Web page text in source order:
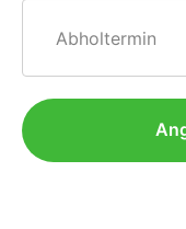
Abholtermin